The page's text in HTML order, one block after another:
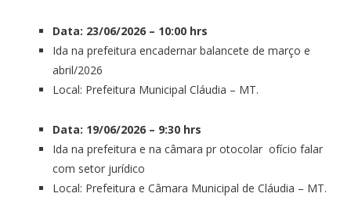
Data: 23/06/2026 – 10:00 hrs
Ida na prefeitura encadernar balancete de março e
abril/2026
Local: Prefeitura Municipal Cláudia – MT.
Data: 19/06/2026 – 9:30 hrs
Ida na prefeitura e na câmara pr otocolar ofício falar
com setor jurídico
Local: Prefeitura e Câmara Municipal de Cláudia – MT.